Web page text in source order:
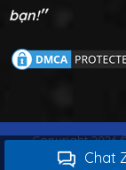
bạn!"
Copyright 2026
Chat